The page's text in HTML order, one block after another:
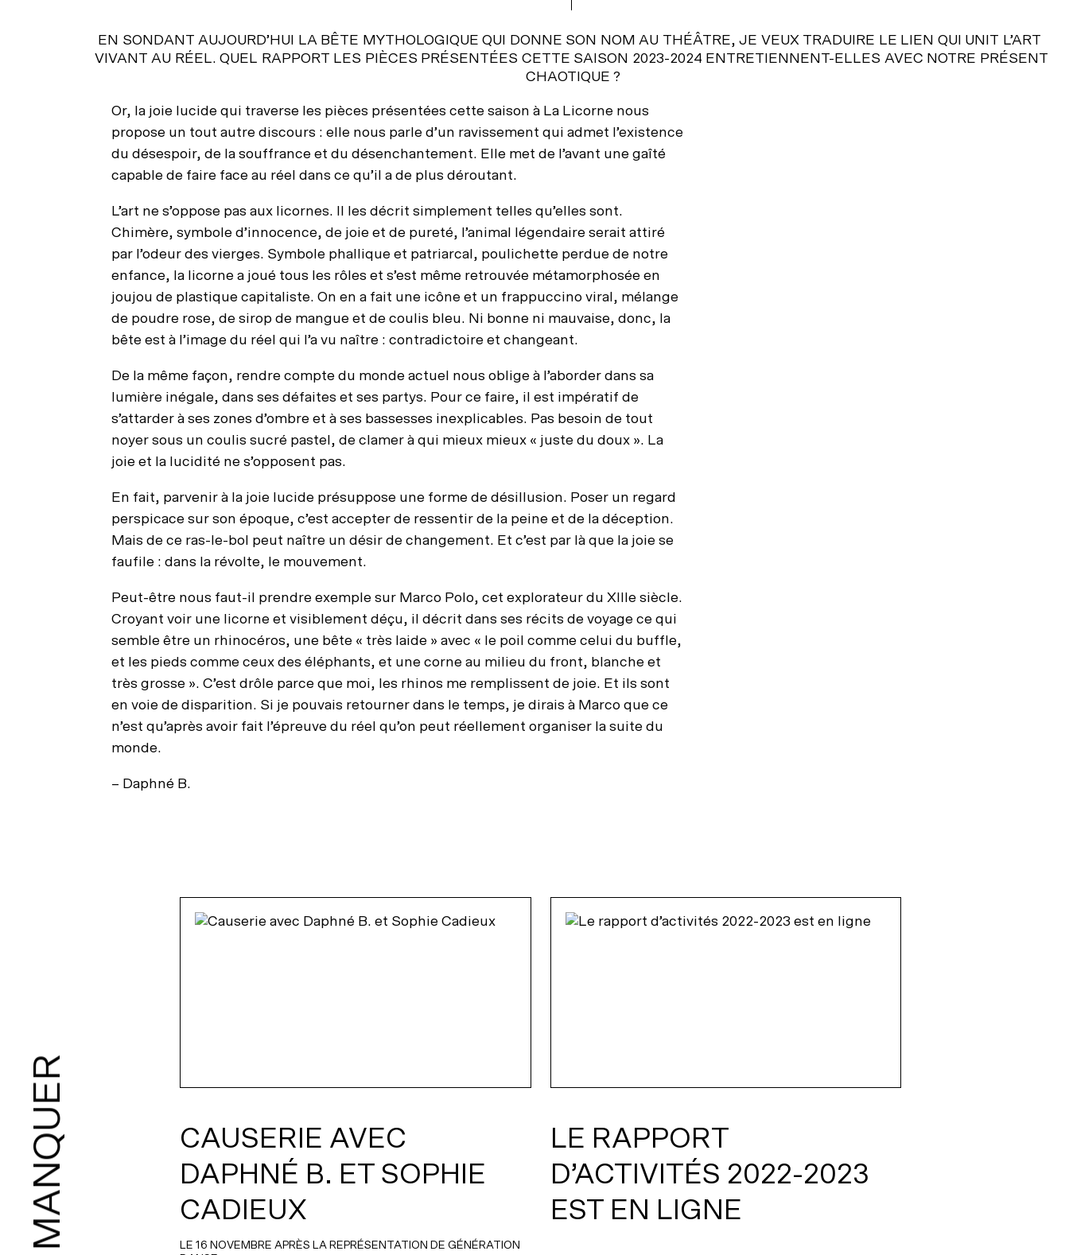
EN SONDANT AUJOURD’HUI LA BÊTE MYTHOLOGIQUE QUI DONNE SON NOM AU THÉÂTRE, JE VEUX TRADUIRE LE LIEN QUI UNIT L’ART
VIVANT AU RÉEL. QUEL RAPPORT LES PIÈCES PRÉSENTÉES CETTE SAISON 2023-2024 ENTRETIENNENT-ELLES AVEC NOTRE PRÉSENT
CHAOTIQUE ?
Or, la joie lucide qui traverse les pièces présentées cette saison à La Licorne nous
propose un tout autre discours : elle nous parle d’un ravissement qui admet l’existence
du désespoir, de la souffrance et du désenchantement. Elle met de l’avant une gaîté
capable de faire face au réel dans ce qu’il a de plus déroutant.
L’art ne s’oppose pas aux licornes. Il les décrit simplement telles qu’elles sont.
Chimère, symbole d’innocence, de joie et de pureté, l’animal légendaire serait attiré
par l’odeur des vierges. Symbole phallique et patriarcal, poulichette perdue de notre
enfance, la licorne a joué tous les rôles et s’est même retrouvée métamorphosée en
joujou de plastique capitaliste. On en a fait une icône et un frappuccino viral, mélange
de poudre rose, de sirop de mangue et de coulis bleu. Ni bonne ni mauvaise, donc, la
bête est à l’image du réel qui l’a vu naître : contradictoire et changeant.
De la même façon, rendre compte du monde actuel nous oblige à l’aborder dans sa
lumière inégale, dans ses défaites et ses partys. Pour ce faire, il est impératif de
s’attarder à ses zones d’ombre et à ses bassesses inexplicables. Pas besoin de tout
noyer sous un coulis sucré pastel, de clamer à qui mieux mieux « juste du doux ». La
joie et la lucidité ne s’opposent pas.
En fait, parvenir à la joie lucide présuppose une forme de désillusion. Poser un regard
perspicace sur son époque, c’est accepter de ressentir de la peine et de la déception.
Mais de ce ras-le-bol peut naître un désir de changement. Et c’est par là que la joie se
faufile : dans la révolte, le mouvement.
Peut-être nous faut-il prendre exemple sur Marco Polo, cet explorateur du XIIIe siècle.
Croyant voir une licorne et visiblement déçu, il décrit dans ses récits de voyage ce qui
semble être un rhinocéros, une bête « très laide » avec « le poil comme celui du buffle,
et les pieds comme ceux des éléphants, et une corne au milieu du front, blanche et
très grosse ». C’est drôle parce que moi, les rhinos me remplissent de joie. Et ils sont
en voie de disparition. Si je pouvais retourner dans le temps, je dirais à Marco que ce
n’est qu’après avoir fait l’épreuve du réel qu’on peut réellement organiser la suite du
monde.
– Daphné B.
CAUSERIE AVEC
DAPHNÉ B. ET SOPHIE
CADIEUX
LE 16 NOVEMBRE APRÈS LA REPRÉSENTATION DE GÉNÉRATION
LE RAPPORT
D’ACTIVITÉS 2022-2023
EST EN LIGNE